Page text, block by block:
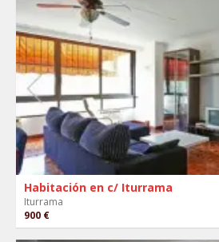
Habitación en c/ Iturrama
Iturrama
900 €